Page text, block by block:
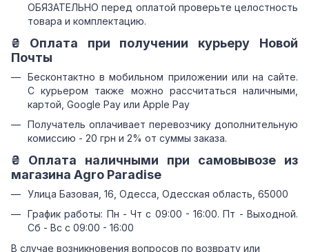
ОБЯЗАТЕЛЬНО перед оплатой проверьте целостность
товара и комплектацию.
₴ Оплата при получении курьеру Новой
Почты
Бесконтактно в мобильном приложении или на сайте.
С курьером также можно рассчитаться наличными,
картой, Google Pay или Apple Pay
Получатель оплачивает перевозчику дополнительную
комиссию - 20 грн и 2% от суммы заказа.
₴ Оплата наличными при самовывозе из
магазина Agro Paradise
Улица Базовая, 16, Одесса, Одесская область, 65000
График работы: Пн - Чт с 09:00 - 16:00. Пт - Выходной.
Сб - Вс с 09:00 - 16:00
В случае возникновения вопросов по возврату или